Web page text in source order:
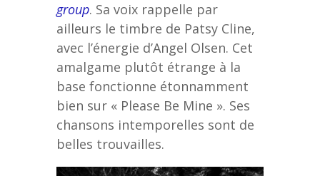
group. Sa voix rappelle par
ailleurs le timbre de Patsy Cline,
avec l’énergie d’Angel Olsen. Cet
amalgame plutôt étrange à la
base fonctionne étonnamment
bien sur « Please Be Mine ». Ses
chansons intemporelles sont de
belles trouvailles.